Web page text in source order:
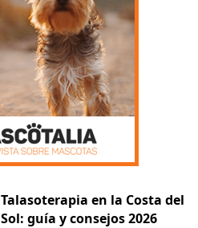
Talasoterapia en la Costa del
Sol: guía y consejos 2026